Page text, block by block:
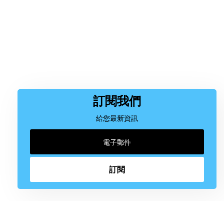
訂閱我們
給您最新資訊
訂閱